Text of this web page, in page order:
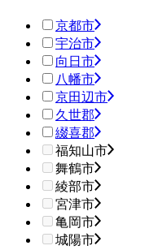
京都市
宇治市
向日市
八幡市
京田辺市
久世郡
綴喜郡
福知山市
舞鶴市
綾部市
宮津市
亀岡市
城陽市